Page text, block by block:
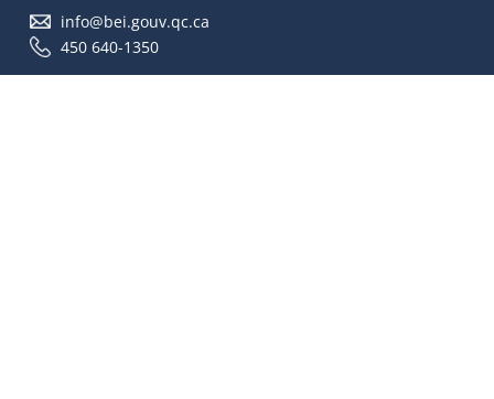
info@bei.gouv.qc.ca
450 640-1350